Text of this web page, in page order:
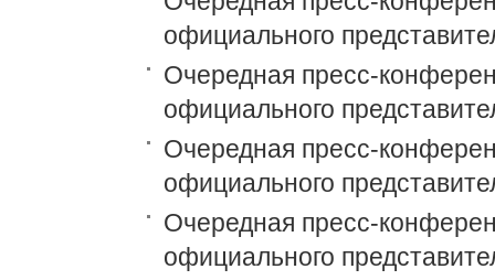
официального
Очередная пресс-
официального
Очередная пресс-
официального
Очередная пресс-
официального